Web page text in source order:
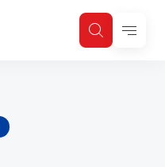
ZoekenMenu